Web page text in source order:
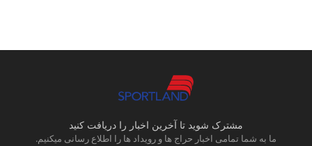
مشترک شوید تا آخرین اخبار را دریافت کنید
ما به شما تمامی اخبار حراج ها و رویداد ها را اطلاع رسانی میکنیم.